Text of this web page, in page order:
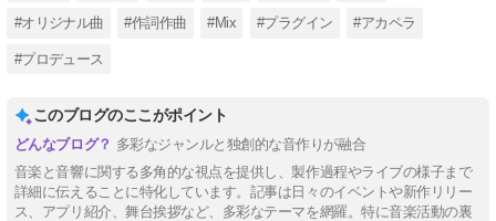
#オリジナル曲 #作詞作曲 #Mix #プラグイン #アカペラ
#プロデュース
このブログのここがポイント
多彩なジャンルと独創的な音作りが融合
音楽と音響に関する多角的な視点を提供し、製作過程やライブの様子まで
詳細に伝えることに特化しています。記事は日々のイベントや新作リリー
ス、アプリ紹介、舞台挨拶など、多彩なテーマを網羅。特に音楽活動の裏